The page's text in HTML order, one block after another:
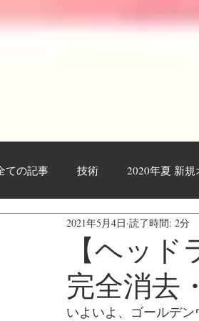
ての記事 技術 2020年夏 新規
作業工程・レポート 日々日記
【ヘッ
完全消去
2021年5月4日 読了時間: 2分
いよいよ、ゴールデ